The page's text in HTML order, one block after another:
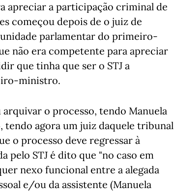
apreciar a participação criminal de
começou depois de o juiz de
parlamentar do primeiro-
não era competente para apreciar
que tinha que ser o STJ a
ministro.
o processo, tendo Manuela
tendo agora um juiz daquele tribunal
o processo deve regressar à
pelo STJ é dito que "no caso em
nexo funcional entre a alegada
e/ou da assistente (Manuela